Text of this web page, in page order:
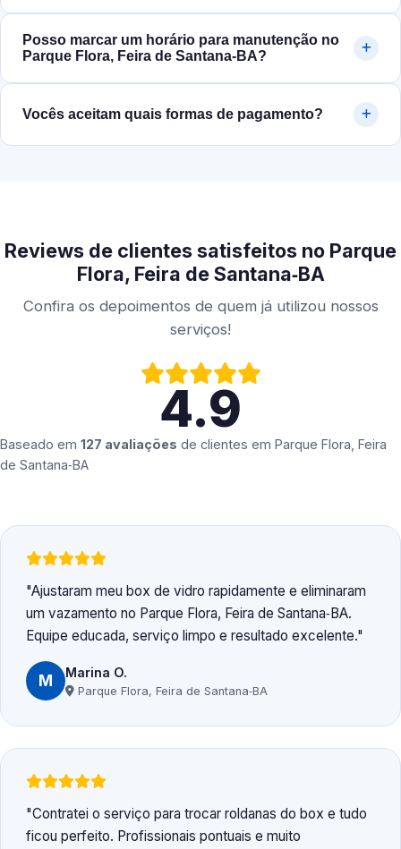
Posso marcar um horário para manutenção no
Parque Flora, Feira de Santana‑BA?
Vocês aceitam quais formas de pagamento?
Reviews de clientes satisfeitos no Parque
Flora, Feira de Santana‑BA
Confira os depoimentos de quem já utilizou nossos
serviços!
4.9
Baseado em 127 avaliações de clientes em Parque Flora, Feira
de Santana‑BA
Ajustaram meu box de vidro rapidamente e eliminaram
um vazamento no Parque Flora, Feira de Santana‑BA.
Equipe educada, serviço limpo e resultado excelente.
M Marina O.
Parque Flora, Feira de Santana‑BA
Contratei o serviço para trocar roldanas do box e tudo
ficou perfeito. Profissionais pontuais e muito